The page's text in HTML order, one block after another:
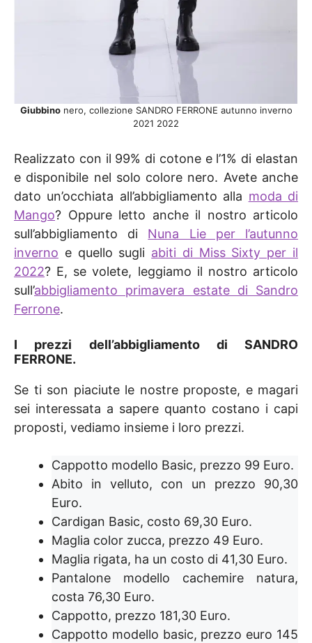
Giubbinonero, collezione SANDRO FERRONE autunno inverno
2021 2022
Realizzato con il 99% di cotone e l’1% di elastan
e disponibile nel solo colore nero. Avete anche
dato un’occhiata all’abbigliamento alla moda di
Mango? Oppure letto anche il nostro articolo
sull’abbigliamento di Nuna Lie per l’autunno
inverno e quello sugli abiti di Miss Sixty per il
2022? E, se volete, leggiamo il nostro articolo
sull’abbigliamento primavera estate di Sandro
Ferrone.
I prezzi dell’abbigliamento di SANDRO
FERRONE.
Se ti son piaciute le nostre proposte, e magari
sei interessata a sapere quanto costano i capi
proposti, vediamo insieme i loro prezzi.
Cappotto modello Basic, prezzo 99 Euro.
Abito in velluto, con un prezzo 90,30
Euro.
Cardigan Basic, costo 69,30 Euro.
Maglia color zucca, prezzo 49 Euro.
Maglia rigata, ha un costo di 41,30 Euro.
Pantalone modello cachemire natura,
costa 76,30 Euro.
Cappotto, prezzo 181,30 Euro.
Cappotto modello basic, prezzo euro 145